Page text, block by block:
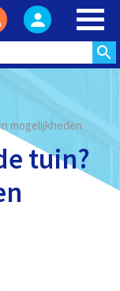
mogelijkheden
tuin?